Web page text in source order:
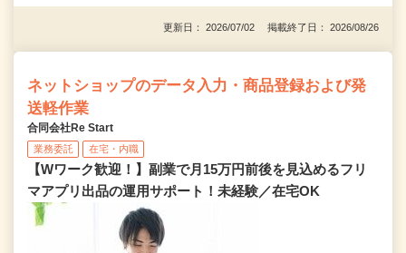
更新日： 2026/07/02 掲載終了日： 2026/08/26
ネットショップのデータ入力・商品登録および発
送軽作業
合同会社Re Start
業務委託 在宅・内職
【Wワーク歓迎！】副業で月15万円前後を見込めるフリ
マアプリ出品の運用サポート！未経験／在宅OK